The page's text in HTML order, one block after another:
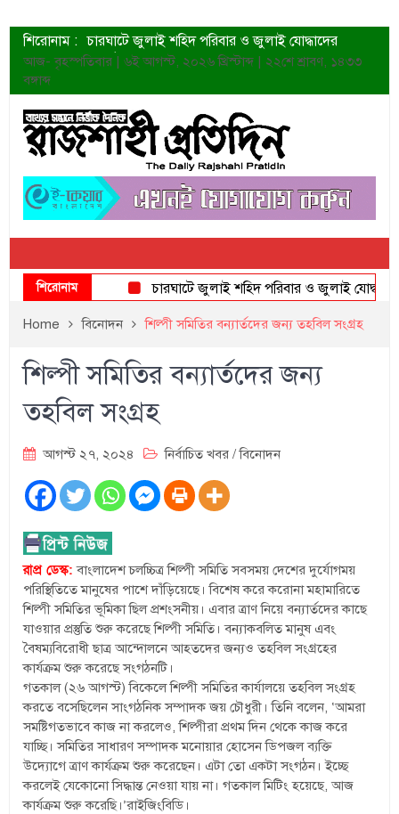
শিরোনাম : চারঘাটে জুলাই শহিদ পরিবার ও জুলাই যোদ্ধাদের
সংবর্ধনা
ত্বক ভালো রাখতে যে ৫ কাজ করবেন
জুলাই স্মৃতি জাদুঘরের দুয়ার খুলেছে উদ্বোধন করলেন
প্রধানমন্ত্রী
শাহরুখের নতুন সিনেমার লুক
কোয়ার্টার ফাইনালে নেইমারের দুর্দান্ত অ্যাসিস্টে সান্তোস
ডেনিস লিয়ামিন রাশিয়ার ড্রোন বাহিনীর প্রধান হলেন
জুলাই শহিদদের আত্মত্যাগ জাতি চিরকাল শ্রদ্ধার সাথে
স্মরণ করবে: ভূমিমন্ত্রী
আজ- বৃহস্পতিবার | ৬ই আগস্ট, ২০২৬ খ্রিস্টাব্দ | ২২শে শ্রাবণ, ১৪৩৩
বঙ্গাব্দ
শিরোনাম চারঘাটে জুলাই শহিদ পরিবার ও জুলাই যোদ্ধাদের
Home বিনোদন শিল্পী সমিতির বন্যার্তদের জন্য তহবিল সংগ্রহ
শিল্পী সমিতির বন্যার্তদের জন্য
তহবিল সংগ্রহ
আগস্ট ২৭, ২০২৪ নির্বাচিত খবর /বিনোদন
রাপ্র ডেস্ক: বাংলাদেশ চলচ্চিত্র শিল্পী সমিতি সবসময় দেশের দুর্যোগময়
পরিস্থিতিতে মানুষের পাশে দাঁড়িয়েছে। বিশেষ করে করোনা মহামারিতে
শিল্পী সমিতির ভূমিকা ছিল প্রশংসনীয়। এবার ত্রাণ নিয়ে বন্যার্তদের কাছে
যাওয়ার প্রস্তুতি শুরু করেছে শিল্পী সমিতি। বন্যাকবলিত মানুষ এবং
বৈষম্যবিরোধী ছাত্র আন্দোলনে আহতদের জন্যও তহবিল সংগ্রহের
কার্যক্রম শুরু করেছে সংগঠনটি।
গতকাল (২৬ আগস্ট) বিকেলে শিল্পী সমিতির কার্যালয়ে তহবিল সংগ্রহ
করতে বসেছিলেন সাংগঠনিক সম্পাদক জয় চৌধুরী। তিনি বলেন, ‘আমরা
সমষ্টিগতভাবে কাজ না করলেও, শিল্পীরা প্রথম দিন থেকে কাজ করে
যাচ্ছি। সমিতির সাধারণ সম্পাদক মনোয়ার হোসেন ডিপজল ব্যক্তি
উদ্যোগে ত্রাণ কার্যক্রম শুরু করেছেন। এটা তো একটা সংগঠন। ইচ্ছে
করলেই যেকোনো সিদ্ধান্ত নেওয়া যায় না। গতকাল মিটিং হয়েছে, আজ
কার্যক্রম শুরু করেছি।’রাইজিংবিডি।